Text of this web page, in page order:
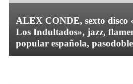
ALEX CONDE, sexto disco
Los Indultados», jazz,
popular española,